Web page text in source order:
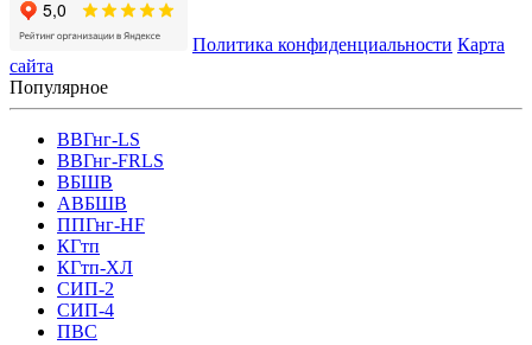
Политика конфиденциальности Карта
сайта
Популярное
ВВГнг-LS
ВВГнг-FRLS
ВБШВ
АВБШВ
ППГнг-HF
КГтп
КГтп-ХЛ
СИП-2
СИП-4
ПВС